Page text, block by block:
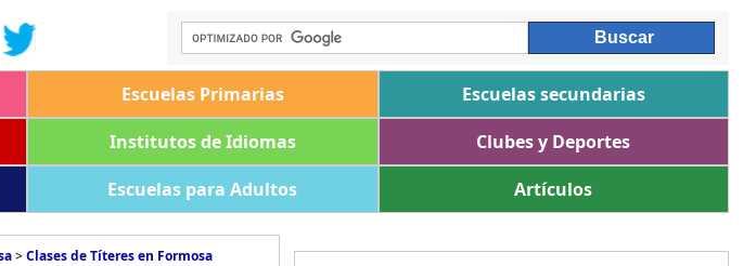
Escuelas Primarias
Escuelas secundarias
Institutos de Idiomas
Clubes y Deportes
Escuelas para Adultos Artículos
>Clases de Títeres en Formosa